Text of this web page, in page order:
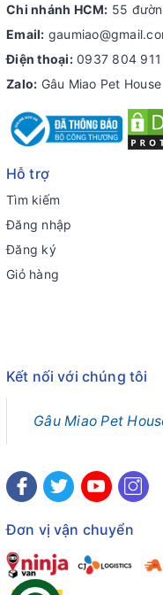
Chi nhánh HCM: 55
Email:
Điện thoại: 0937 804 911
Zalo: Gâu Miao Pet House
Hỗ trợ
Tìm kiếm
Đăng nhập
Đăng ký
Giỏ hàng
Kết nối với chúng tôi
Gâu Miao Pet
Đơn vị vận chuyển